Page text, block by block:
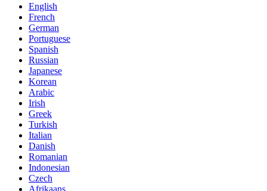
English
French
German
Portuguese
Spanish
Russian
Japanese
Korean
Arabic
Irish
Greek
Turkish
Italian
Danish
Romanian
Indonesian
Czech
Afrikaans